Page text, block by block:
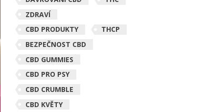
ZDRAVÍ
CBD PRODUKTY
THCP
BEZPEČNOST CBD
CBD GUMMIES
CBD PRO PSY
CBD CRUMBLE
CBD KVĚTY